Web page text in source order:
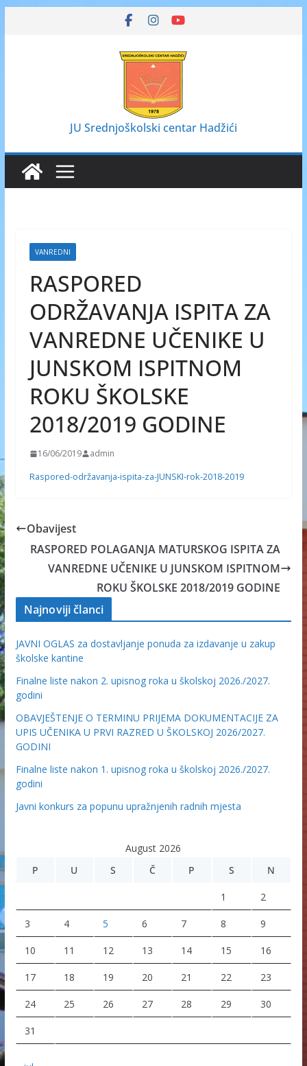
JU Srednjoškolski centar Hadžići
VANREDNI
RASPORED
ODRŽAVANJA ISPITA ZA
VANREDNE UČENIKE U
JUNSKOM ISPITNOM
ROKU ŠKOLSKE
2018/2019 GODINE
16/06/2019 admin
Raspored-održavanja-ispita-za-JUNSKI-rok-2018-2019
Obavijest
RASPORED POLAGANJA MATURSKOG ISPITA ZA
VANREDNE UČENIKE U JUNSKOM ISPITNOM
ROKU ŠKOLSKE 2018/2019 GODINE
Najnoviji članci
JAVNI OGLAS za dostavljanje ponuda za izdavanje u zakup
školske kantine
Finalne liste nakon 2. upisnog roka u školskoj 2026./2027.
godini
OBAVJEŠTENJE O TERMINU PRIJEMA DOKUMENTACIJE ZA
UPIS UČENIKA U PRVI RAZRED U ŠKOLSKOJ 2026/2027.
GODINI
Finalne liste nakon 1. upisnog roka u školskoj 2026./2027.
godini
Javni konkurs za popunu upražnjenih radnih mjesta
August 2026
P
U S Č P S N
1 2
3 4 5 6 7 8 9
10 11 12 13 14 15 16
17 18 19 20 21 22 23
24 25 26 27 28 29 30
31